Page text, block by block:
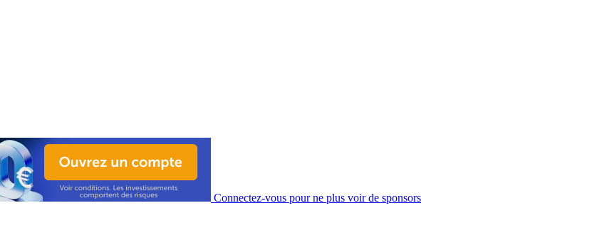
Connectez-vous pour ne plus voir de sponsors